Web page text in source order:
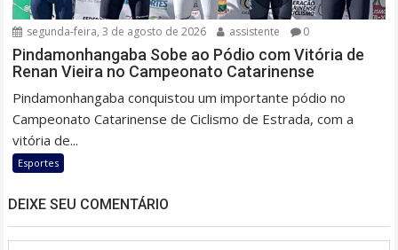
segunda-feira, 3 de agosto de 2026 assistente 0
Pindamonhangaba Sobe ao Pódio com Vitória de
Renan Vieira no Campeonato Catarinense
Pindamonhangaba conquistou um importante pódio no
Campeonato Catarinense de Ciclismo de Estrada, com a
vitória de...
Esportes
DEIXE SEU COMENTÁRIO